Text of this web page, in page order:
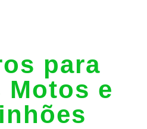
para
Motos e